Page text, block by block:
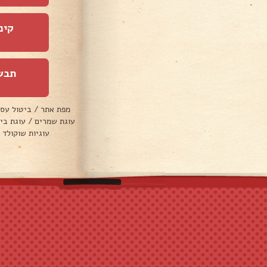
מפת אתר / ביטול
עוגת שמרים / עוגת
עוגיות